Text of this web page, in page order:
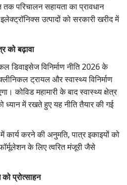
तक परिचालन सहायता का प्रावधान
इलेक्ट्रॉनिक्स उत्पादों को सरकारी खरीद में
को बढ़ावा
डिवाइसेज विनिर्माण नीति 2026के
ट्रायल और स्वास्थ्य विनिर्माण
कोविड महामारी के बाद स्वास्थ्य क्षेत्र
ध्यान में रखते हुए यह नीति तैयार की गई
में कार्य करने की अनुमति,पात्र इकाइयों को
के लिए त्वरित मंजूरी जैसे
प्रोत्साहन